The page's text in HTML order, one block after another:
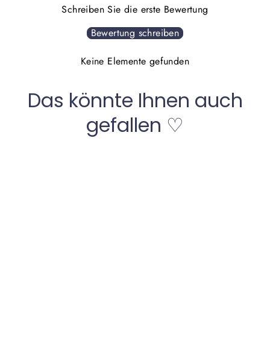
Schreiben Sie die erste Bewertung
Bewertung schreiben
Keine Elemente gefunden
Das könnte Ihnen auch
gefallen ♡